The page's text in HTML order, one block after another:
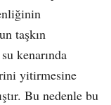
taşkın
kenarında
yitirmesine
Bu nedenle bu